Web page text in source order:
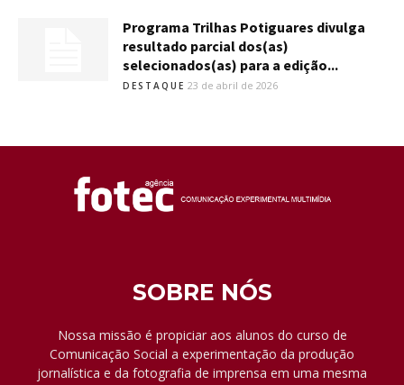
Programa Trilhas Potiguares divulga
resultado parcial dos(as)
selecionados(as) para a edição...
DESTAQUE 23 de abril de 2026
SOBRE NÓS
Nossa missão é propiciar aos alunos do curso de
Comunicação Social a experimentação da produção
jornalística e da fotografia de imprensa em uma mesma